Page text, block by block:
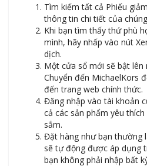
Tìm kiếm tất cả Phiếu
thông tin chi tiết của
Khi bạn tìm thấy thứ phù
mình, hãy nhấp vào nút
dịch.
Một cửa sổ mới sẽ bật
Chuyển đến MichaelKors
đến trang web chính thức.
Đăng nhập vào tài khoản
cả các sản phẩm yêu
sắm.
Đặt hàng như bạn thường
sẽ tự động được áp dụng
bạn không phải nhập bất